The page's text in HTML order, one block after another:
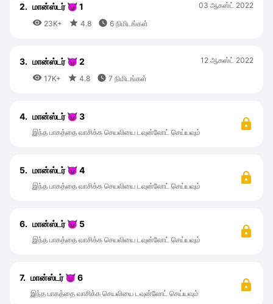
2. மான்ஸ்டர் 😈 1
 23K+  4.8  6 நிமிடங்கள்
03 ஆகஸ்ட் 2022
3. மான்ஸ்டர் 😈 2
 17K+  4.8  7 நிமிடங்கள்
12 ஆகஸ்ட் 2022
4. மான்ஸ்டர் 😈 3
இந்த பாகத்தை வாசிக்க செயலியை டவுன்லோட் செய்யவும்
5. மான்ஸ்டர் 😈 4
இந்த பாகத்தை வாசிக்க செயலியை டவுன்லோட் செய்யவும்
6. மான்ஸ்டர் 😈 5
இந்த பாகத்தை வாசிக்க செயலியை டவுன்லோட் செய்யவும்
7. மான்ஸ்டர் 😈 6
இந்த பாகத்தை வாசிக்க செயலியை டவுன்லோட் செய்யவும்